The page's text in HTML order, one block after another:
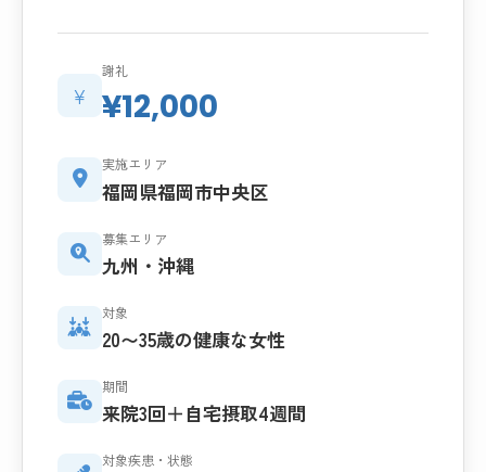
¥
謝礼
¥12,000
実施エリア
福岡県福岡市中央区
募集エリア
九州・沖縄
対象
20〜35歳の健康な女性
期間
来院3回＋自宅摂取4週間
対象疾患・状態